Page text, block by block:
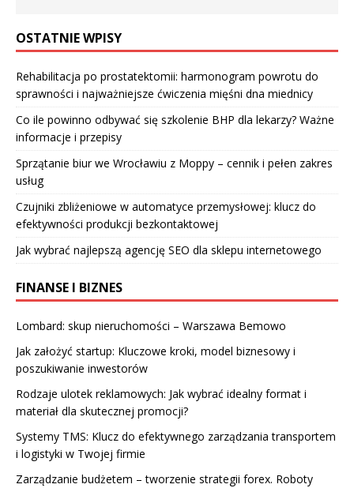
OSTATNIE WPISY
Rehabilitacja po prostatektomii: harmonogram powrotu do
sprawności i najważniejsze ćwiczenia mięśni dna miednicy
Co ile powinno odbywać się szkolenie BHP dla lekarzy? Ważne
informacje i przepisy
Sprzątanie biur we Wrocławiu z Moppy – cennik i pełen zakres
usług
Czujniki zbliżeniowe w automatyce przemysłowej: klucz do
efektywności produkcji bezkontaktowej
Jak wybrać najlepszą agencję SEO dla sklepu internetowego
FINANSE I BIZNES
Lombard: skup nieruchomości – Warszawa Bemowo
Jak założyć startup: Kluczowe kroki, model biznesowy i
poszukiwanie inwestorów
Rodzaje ulotek reklamowych: Jak wybrać idealny format i
materiał dla skutecznej promocji?
Systemy TMS: Klucz do efektywnego zarządzania transportem
i logistyki w Twojej firmie
Zarządzanie budżetem – tworzenie strategii forex. Roboty